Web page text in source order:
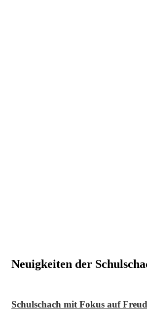
Neuigkeiten der
Schulschach mit Fokus auf